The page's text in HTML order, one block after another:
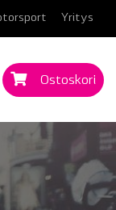
Yritys
Ostoskori